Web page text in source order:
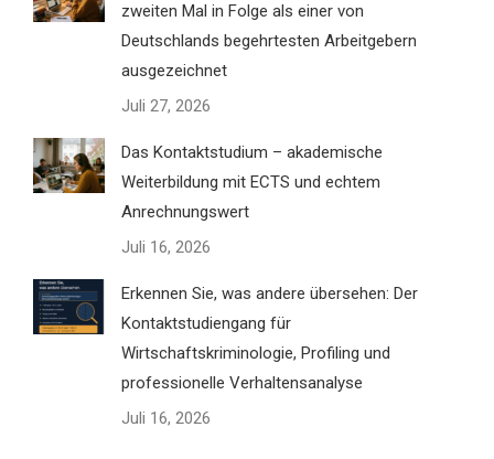
zweiten Mal in Folge als einer von
Deutschlands begehrtesten Arbeitgebern
ausgezeichnet
Juli 27, 2026
Das Kontaktstudium – akademische
Weiterbildung mit ECTS und echtem
Anrechnungswert
Juli 16, 2026
Erkennen Sie, was andere übersehen: Der
Kontaktstudiengang für
Wirtschaftskriminologie, Profiling und
professionelle Verhaltensanalyse
Juli 16, 2026